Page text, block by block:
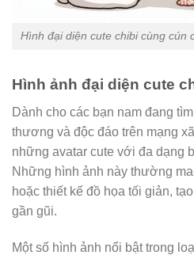
Hình đại diện cute chibi cùng cún
Hình ảnh đại diện cute
Dành cho các bạn nam đang
thương và độc đáo trên mạng
những avatar cute với đa dạng
Những hình ảnh này thường
hoặc thiết kế đồ họa tối giản,
gần gũi.
Một số hình ảnh nổi bật trong